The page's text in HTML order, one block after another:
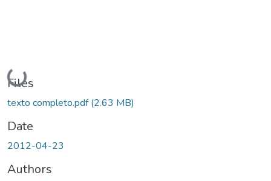
Loading...
Files
texto completo.pdf(2.63 MB)
Date
2012-04-23
Authors